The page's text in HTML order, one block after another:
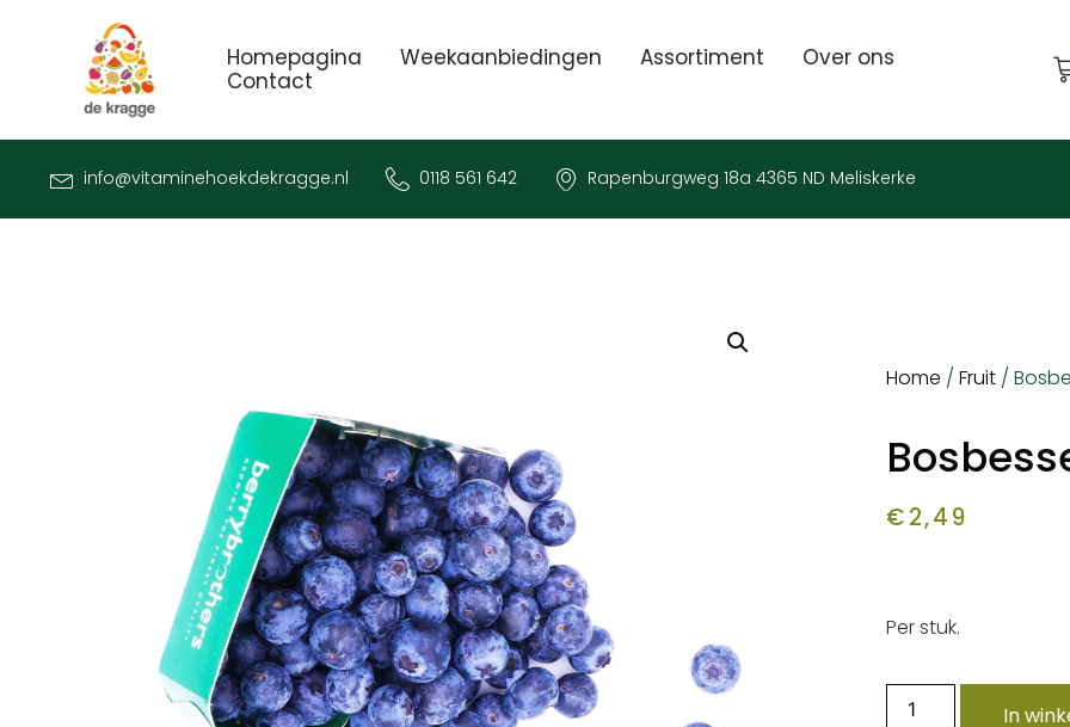
Homepagina Weekaanbiedingen Assortiment
Over ons
Contact
info@vitaminehoekdekragge.nl 0118 561 642 Rapenburgweg 18a 4365 ND Meliskerke
Home /Fruit /
€2,49
Per stuk.
In